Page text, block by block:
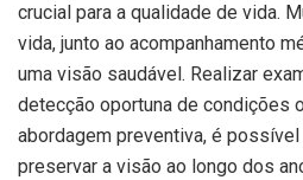
crucial para a qualidade de vida.
vida, junto ao acompanhamento
uma visão saudável. Realizar
detecção oportuna de condições
abordagem preventiva, é
preservar a visão ao longo dos